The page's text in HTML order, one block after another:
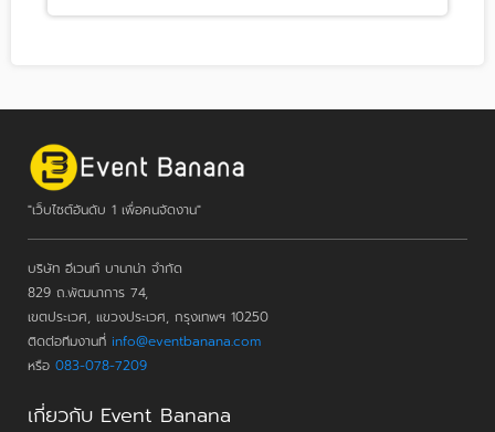
"เว็บไซต์อันดับ 1 เพื่อคนจัดงาน"
บริษัท อีเวนท์ บานาน่า จำกัด
829 ถ.พัฒนาการ 74,
เขตประเวศ, แขวงประเวศ, กรุงเทพฯ 10250
ติดต่อทีมงานที่ info@eventbanana.com
หรือ 083-078-7209
เกี่ยวกับ Event Banana